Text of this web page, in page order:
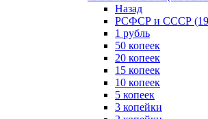
Назад
РСФСР и СССР
1 рубль
50 копеек
20 копеек
15 копеек
10 копеек
5 копеек
3 копейки